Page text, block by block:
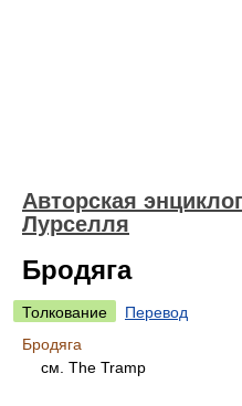
Авторская
Лурселля
Бродяга
Толкование
Перевод
Бродяга
см. The Tramp